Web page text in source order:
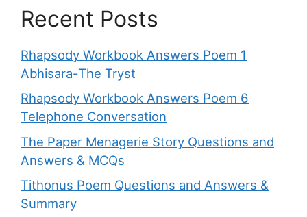
Recent Posts
Rhapsody Workbook Answers Poem 1
Abhisara-The Tryst
Rhapsody Workbook Answers Poem 6
Telephone Conversation
The Paper Menagerie Story Questions and
Answers & MCQs
Tithonus Poem Questions and Answers &
Summary